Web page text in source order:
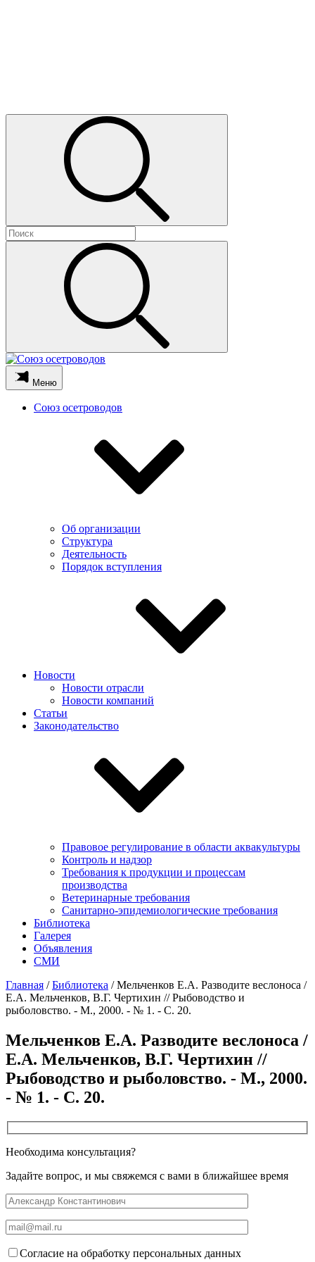
Меню
Союз осетроводов
Об организации
Структура
Деятельность
Порядок вступления
Новости
Новости отрасли
Новости компаний
Статьи
Законодательство
Правовое регулирование в области аквакультуры
Контроль и надзор
Требования к продукции и процессам
производства
Ветеринарные требования
Санитарно-эпидемиологические требования
Библиотека
Галерея
Объявления
СМИ
Главная /Библиотека /Мельченков Е.А. Разводите веслоноса /
Е.А. Мельченков, В.Г. Чертихин // Рыбоводство и
рыболовство. - М., 2000. - № 1. - С. 20.
Мельченков Е.А. Разводите веслоноса /
Е.А. Мельченков, В.Г. Чертихин //
Рыбоводство и рыболовство. - М., 2000.
- № 1. - С. 20.
Необходима консультация?
Задайте вопрос, и мы свяжемся с вами в ближайшее время
Согласие на обработку персональных данных